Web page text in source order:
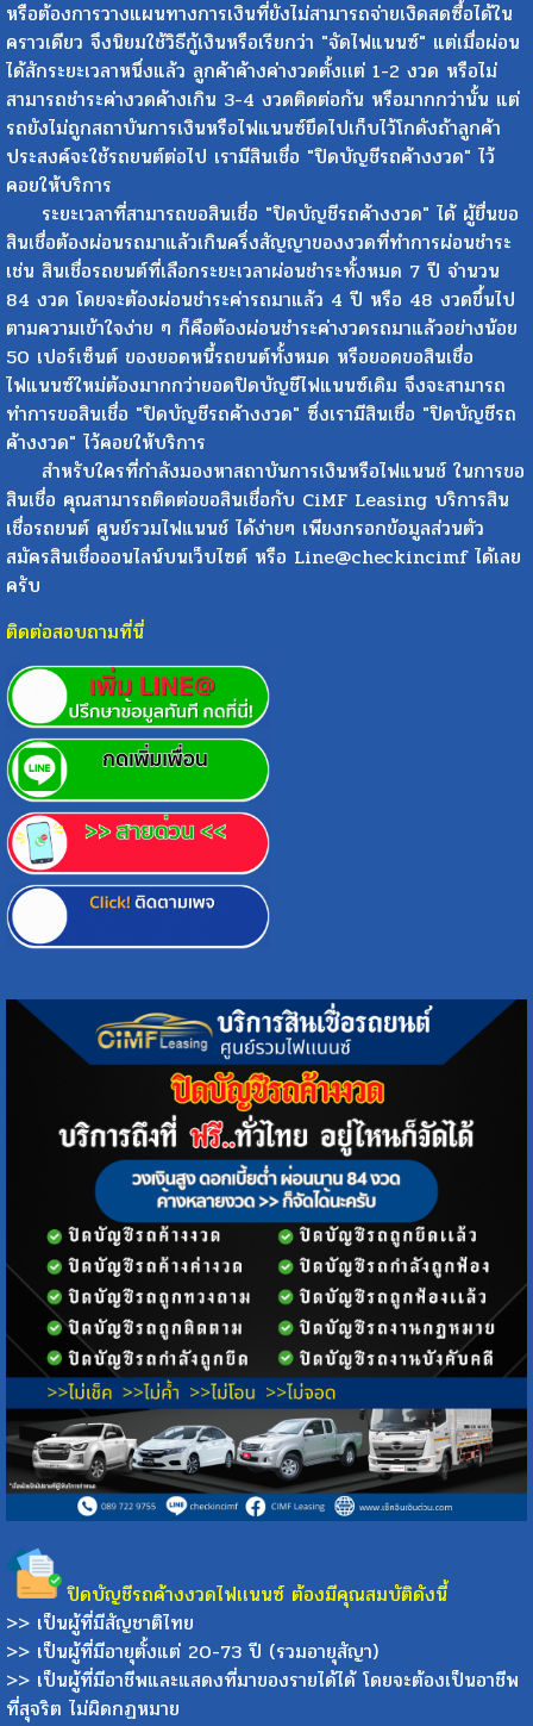
หรือต้องการวางแผนทางการเงินที่ยังไม่สามารถจ่ายเงิดสดซื้อได้ใน
คราวเดียว จึงนิยมใช้วิธีกู้เงินหรือเรียกว่า "จัดไฟแนนซ์" แต่เมื่อผ่อน
ได้สักระยะเวลาหนึ่งแล้ว ลูกค้าค้างค่างวดตั้งเเต่ 1-2 งวด หรือไม่
สามารถชำระค่างวดค้างเกิน 3-4 งวดติดต่อกัน หรือมากกว่านั้น แต่
รถยังไม่ถูกสถาบันการเงินหรือไฟแนนซ์ยึดไปเก็บไว้โกดังถ้าลูกค้า
ประสงค์จะใช้รถยนต์ต่อไป เรามีสินเชื่อ "ปิดบัญชีรถค้างงวด" ไว้
คอยให้บริการ
ระยะเวลาที่สามารถขอสินเชื่อ "ปิดบัญชีรถค้างงวด" ได้ ผู้ยื่นขอ
สินเชื่อต้องผ่อนรถมาแล้วเกินครึ่งสัญญาของงวดที่ทำการผ่อนชำระ
เช่น สินเชื่อรถยนต์ที่เลือกระยะเวลาผ่อนชำระทั้งหมด 7 ปี จำนวน
84 งวด โดยจะต้องผ่อนชำระค่ารถมาแล้ว 4 ปี หรือ 48 งวดขึ้นไป
ตามความเข้าใจง่าย ๆ ก็คือต้องผ่อนชำระค่างวดรถมาแล้วอย่างน้อย
50 เปอร์เซ็นต์ ของยอดหนี้รถยนต์ทั้งหมด หรือยอดขอสินเชื่อ
ไฟแนนซ์ใหม่ต้องมากกว่ายอดปิดบัญชีไฟแนนซ์เดิม จึงจะสามารถ
ทำการขอสินเชื่อ "ปิดบัญชีรถค้างงวด" ซึ่งเรามีสินเชื่อ "ปิดบัญชีรถ
ค้างงวด" ไว้คอยให้บริการ
สำหรับใครที่กำลังมองหาสถาบันการเงินหรือไฟแนนช์ ในการขอ
สินเชื่อ คุณสามารถติดต่อขอสินเชื่อกับ CiMF Leasing บริการสิน
เชื่อรถยนต์ ศูนย์รวมไฟแนนช์ ได้ง่ายๆ เพียงกรอกข้อมูลส่วนตัว
สมัครสินเชื่อออนไลน์บนเว็บไซต์ หรือ Line@checkincimf ได้เลย
ครับ
ติดต่อสอบถามที่นี่
ปิดบัญชีรถค้างงวดไฟเเนนซ์ ต้องมีคุณสมบัติดังนี้
>> เป็นผู้ที่มีสัญชาติไทย
>> เป็นผู้ที่มีอายุตั้งแต่ 20-73 ปี (รวมอายุสัญา)
>> เป็นผู้ที่มีอาชีพและแสดงที่มาของรายได้ได้ โดยจะต้องเป็นอาชีพ
ที่สุจริต ไม่ผิดกฏหมาย